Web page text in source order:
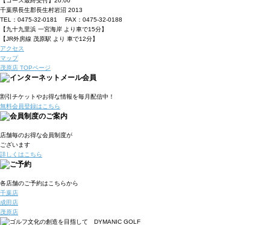
千葉県長生郡長生村岩沼 2013
TEL：0475-32-0181 FAX：0475-32-0188
【九十九里浜 一宮海岸 より車で15分】
【JR外房線 茂原駅 より 車で12分】
アクセス
マップ
茂原店 TOPページ
割引チケットやお得な情報を毎月配信中！
無料会員登録はこちら
店舗毎のお得な会員制度が
ございます
詳しくはこちら
各店舗のご予約はこちらから
千葉店
成田店
茂原店